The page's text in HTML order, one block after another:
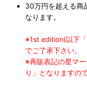
30万円を超える商
なります。
※1st edition(以下
でご了承下さい。
※再販表記の星マ
り」となりますの